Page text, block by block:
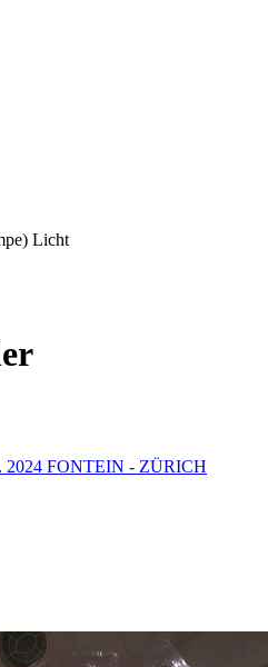
Licht
2024 FONTEIN - ZÜRICH